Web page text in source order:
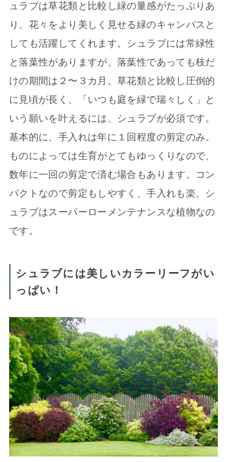
ュラブは草花類と比較し緑の量感がたっぷりあ
り、花々をより美しく見せる緑のキャンバスと
しても活躍してくれます。シュラブには常緑性
と落葉性がありますが、落葉性であっても枝だ
けの期間は２〜３カ月。草花類と比較し圧倒的
に見頃が長く、「いつも庭を緑で瑞々しく」と
いう願いを叶えるには、シュラブが必須です。
基本的に、手入れは年に１回程度の剪定のみ。
ものによっては生育がとてもゆっくりなので、
数年に一回の剪定で済む場合もあります。コン
パクトなので剪定もしやすく、手入れも楽。シ
ュラブはスーパーローメンテナンスな植物なの
です。
シュラブには美しいカラーリーフがい
っぱい！